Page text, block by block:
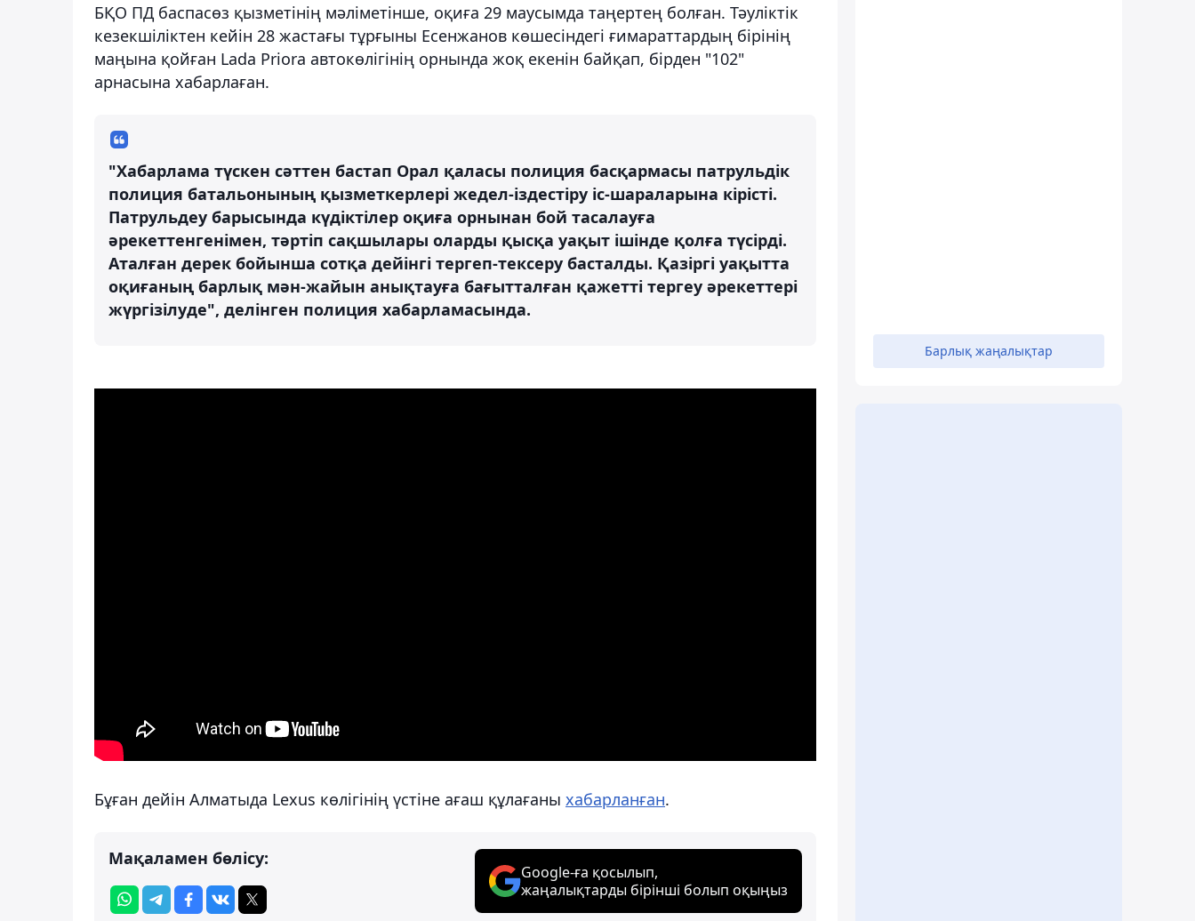
БҚО ПД баспасөз қызметінің мәліметінше, оқиға 29 маусымда таңертең болған. Тәуліктік
кезекшіліктен кейін 28 жастағы тұрғыны Есенжанов көшесіндегі ғимараттардың бірінің
маңына қойған Lada Priora автокөлігінің орнында жоқ екенін байқап, бірден "102"
арнасына хабарлаған.
"Хабарлама түскен сәттен бастап Орал қаласы полиция басқармасы патрульдік
полиция батальонының қызметкерлері жедел-іздестіру іс-шараларына кірісті.
Патрульдеу барысында күдіктілер оқиға орнынан бой тасалауға
әрекеттенгенімен, тәртіп сақшылары оларды қысқа уақыт ішінде қолға түсірді.
Аталған дерек бойынша сотқа дейінгі тергеп-тексеру басталды. Қазіргі уақытта
оқиғаның барлық мән-жайын анықтауға бағытталған қажетті тергеу әрекеттері
жүргізілуде", делінген полиция хабарламасында.
Бұған дейін Алматыда Lexus көлігінің үстіне ағаш құлағаны хабарланған.
Мақаламен бөлісу:
Google-ға қосылып,
жаңалықтарды бірінші болып оқыңыз
Барлық жаңалықтар